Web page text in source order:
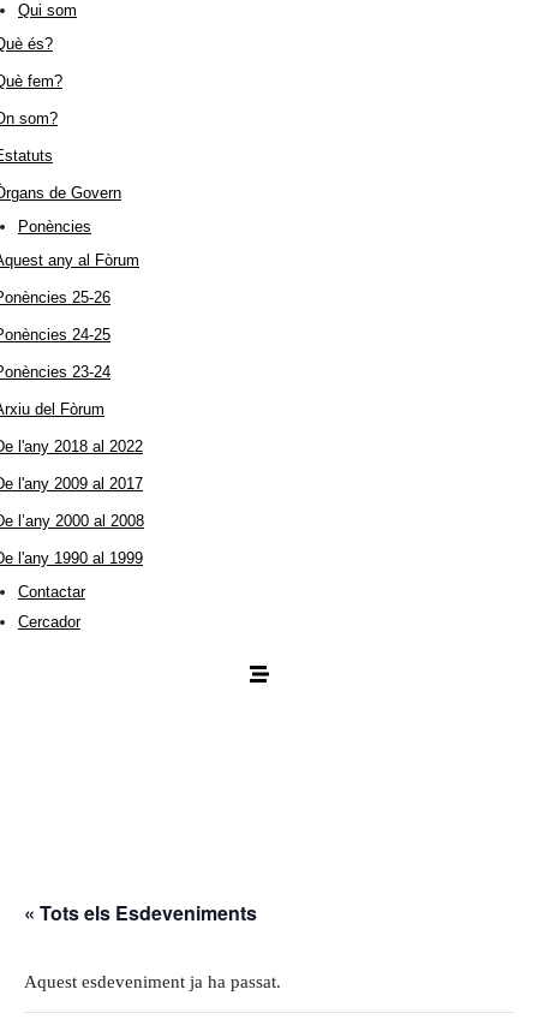
Qui som
és?
fem?
som?
de Govern
Ponències
any al Fòrum
25-26
24-25
23-24
del Fòrum
l'any 2018 al 2022
l'any 2009 al 2017
l’any 2000 al 2008
l'any 1990 al 1999
Contactar
Cercador
« Tots els Esdeveniments
Aquest esdeveniment ja ha passat.